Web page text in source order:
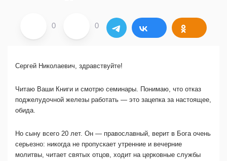
0 0
Сергей Николаевич, здравствуйте!
Читаю Ваши Книги и смотрю семинары. Понимаю, что отказ
поджелудочной железы работать — это зацепка за настоящее,
обида.
Но сыну всего 20 лет. Он — православный, верит в Бога очень
серьезно: никогда не пропускает утренние и вечерние
молитвы, читает святых отцов, ходит на церковные службы